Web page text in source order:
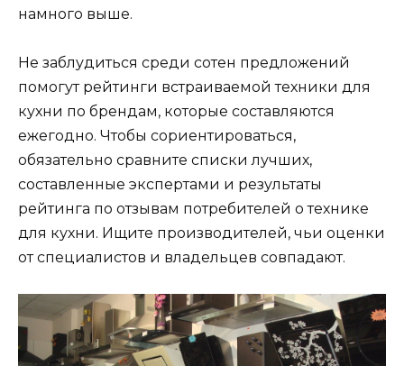
намного выше.
Не заблудиться среди сотен предложений
помогут рейтинги встраиваемой техники для
кухни по брендам, которые составляются
ежегодно. Чтобы сориентироваться,
обязательно сравните списки лучших,
составленные экспертами и результаты
рейтинга по отзывам потребителей о технике
для кухни. Ищите производителей, чьи оценки
от специалистов и владельцев совпадают.